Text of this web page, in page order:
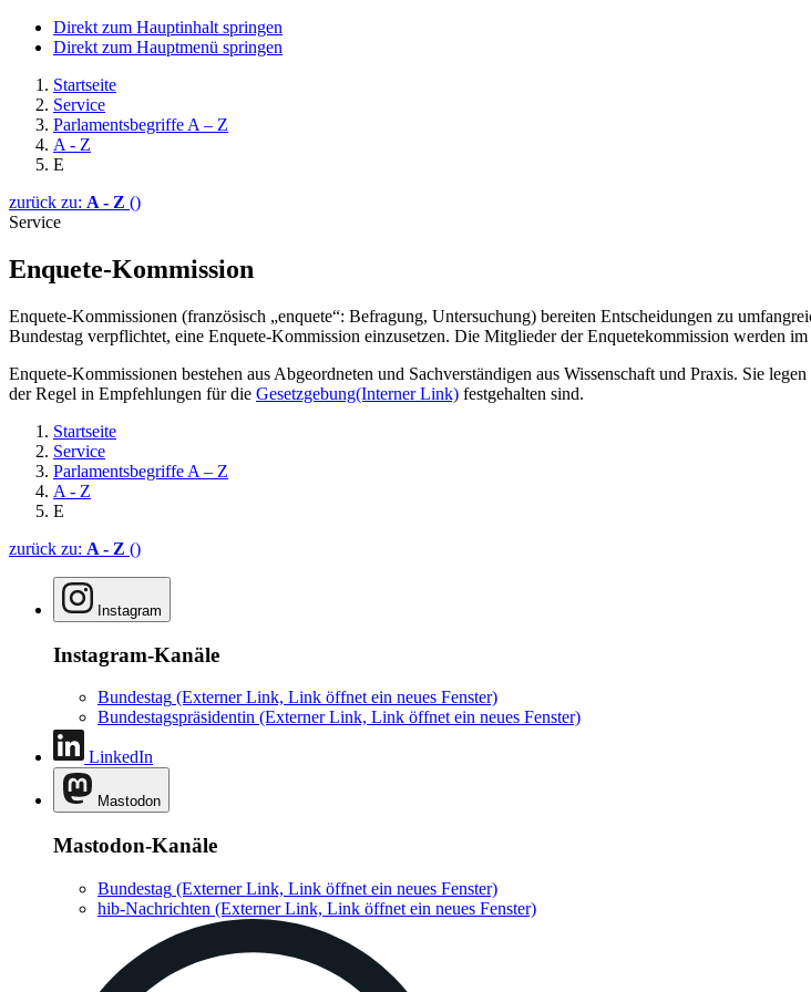
Direkt zum Hauptinhalt springen
Direkt zum Hauptmenü springen
Startseite
Service
Parlamentsbegriffe A – Z
A - Z
E
zurück zu: A - Z ()
Service
Enquete-Kommission
Enquete-Kommissionen (französisch „enquete“: Befragung, Untersuchung) bereiten Entscheidungen zu
Bundestag verpflichtet, eine Enquete-Kommission einzusetzen. Die Mitglieder der Enquetekommission werden
Enquete-Kommissionen bestehen aus Abgeordneten und Sachverständigen aus Wissenschaft und Praxis. Sie
der Regel in Empfehlungen für die Gesetzgebung(Interner Link) festgehalten sind.
Startseite
Service
Parlamentsbegriffe A – Z
A - Z
E
zurück zu: A - Z ()
Instagram
Instagram-Kanäle
Bundestag (Externer Link, Link öffnet ein neues Fenster)
Bundestagspräsidentin (Externer Link, Link öffnet ein neues Fenster)
LinkedIn
Mastodon
Mastodon-Kanäle
Bundestag (Externer Link, Link öffnet ein neues Fenster)
hib-Nachrichten (Externer Link, Link öffnet ein neues Fenster)